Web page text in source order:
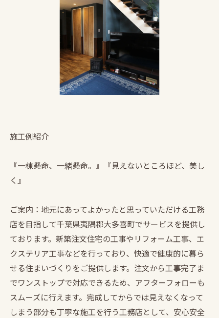
施工例紹介
『一棟懸命、一緒懸命。』『見えないところほど、美し
く』
ご案内：地元にあってよかったと思っていただける工務
店を目指して千葉県夷隅郡大多喜町でサービスを提供し
ております。新築注文住宅の工事やリフォーム工事、エ
クステリア工事などを行っており、快適で健康的に暮ら
せる住まいづくりをご提供します。注文から工事完了ま
でワンストップで対応できるため、アフターフォローも
スムーズに行えます。完成してからでは見えなくなって
しまう部分も丁寧な施工を行う工務店として、安心安全